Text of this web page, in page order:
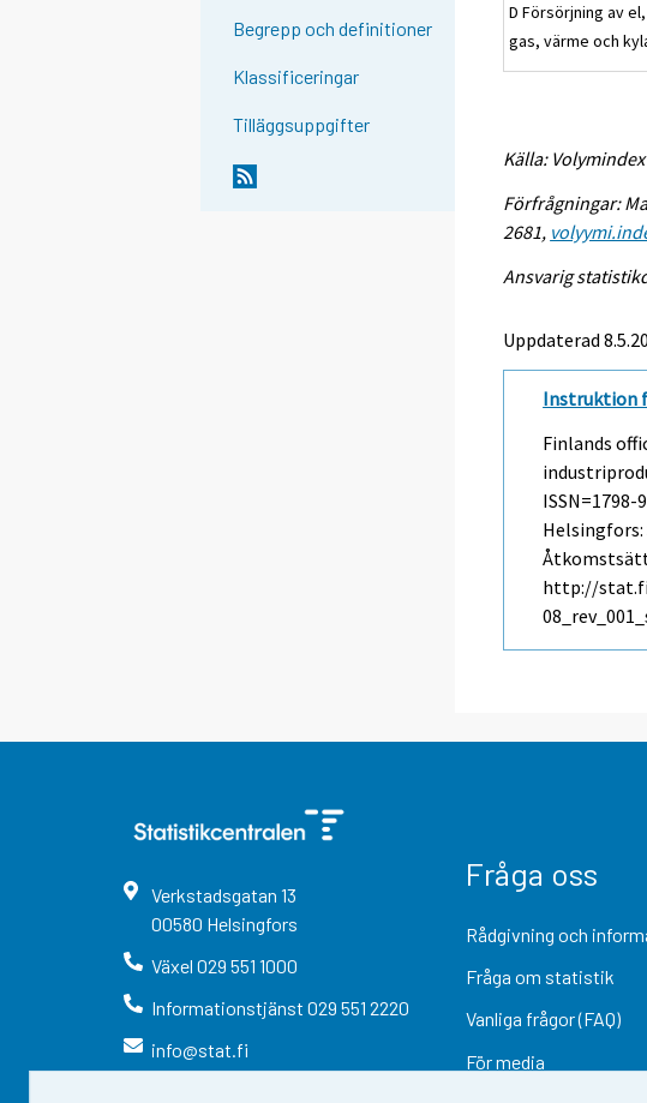
Begrepp och definitioner
Klassificeringar
Tilläggsuppgifter
D Försörjning av el,
gas, värme och
Källa:
Förfrågningar:
2681,
Ansvarig
Uppdaterad
Instruktion
Finlands
ISSN=1798-
http://
Verkstadsgatan 13
00580 Helsingfors
Växel 029 551 1000
Informationstjänst 029 551 2220
info@stat.fi
Fråga oss
Rådgivning och
Fråga om statistik
Vanliga frågor (FAQ)
För media